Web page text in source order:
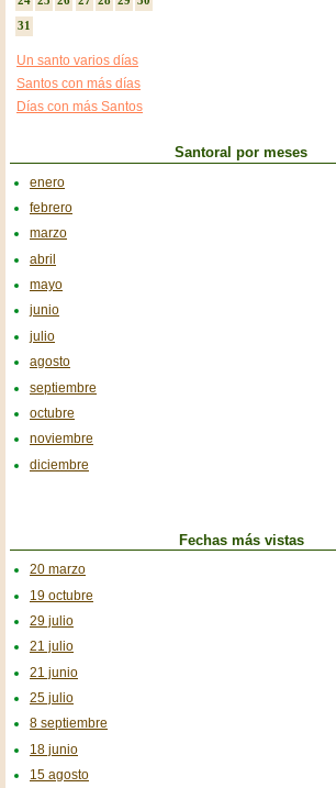
31
Un santo varios días
Santos con más días
Días con más Santos
Santoral por meses
enero
febrero
marzo
abril
mayo
junio
julio
agosto
septiembre
octubre
noviembre
diciembre
Fechas más vistas
20 marzo
19 octubre
29 julio
21 julio
21 junio
25 julio
8 septiembre
18 junio
15 agosto